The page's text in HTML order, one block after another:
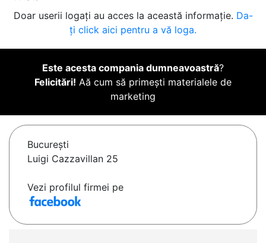
Doar userii logați au acces la această informație. Da-
ți click aici pentru a vă loga.
Este acesta compania dumneavoastră?
Felicitări! Aă cum să primești materialele de
marketing
Bucureşti
Luigi Cazzavillan 25
Vezi profilul firmei pe